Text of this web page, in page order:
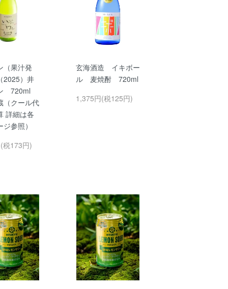
（果汁発
2025）井
720ml
クール代
詳細は各
参照）
税173円)
玄海酒造 イキボー
ル 麦焼酎 720ml
1,375円(税125円)